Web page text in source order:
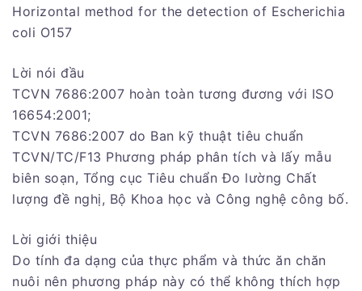
Horizontal method for the detection of Escherichia
coli O157
Lời nói đầu
TCVN 7686:2007 hoàn toàn tương đương với ISO
16654:2001;
TCVN 7686:2007 do Ban kỹ thuật tiêu chuẩn
TCVN/TC/F13 Phương pháp phân tích và lấy mẫu
biên soạn, Tổng cục Tiêu chuẩn Đo lường Chất
lượng đề nghị, Bộ Khoa học và Công nghệ công bố.
Lời giới thiệu
Do tính đa dạng của thực phẩm và thức ăn chăn
nuôi nên phương pháp này có thể không thích hợp